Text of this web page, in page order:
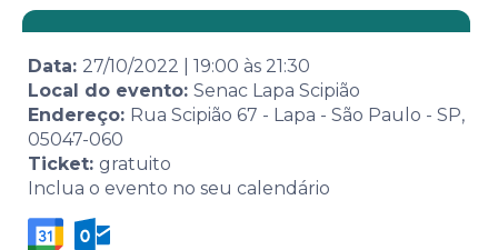
Data: 27/10/2022 19:00 às 21:30
Local do evento: Senac Lapa Scipião
Endereço: Rua Scipião 67 - Lapa - São Paulo - SP,
05047-060
Ticket: gratuito
Inclua o evento no seu calendário